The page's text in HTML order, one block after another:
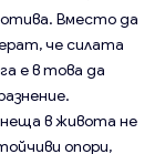
Вместо да
че силата
е в това да
в живота не
опори,